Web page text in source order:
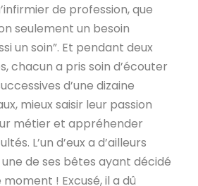
de profession, que
seulement un besoin
un soin”. Et pendant deux
chacun a pris soin d’écouter
d’une dizaine
mieux saisir leur passion
métier et appréhender
L’un d’eux a d’ailleurs
de ses bêtes ayant décidé
! Excusé, il a dû